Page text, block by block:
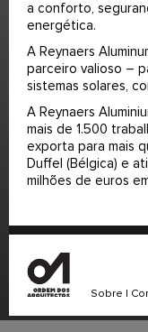
a conforto,
energética.
A Reynaers
parceiro valioso –
sistemas solares,
A Reynaers
mais de 1.500
exporta para mais
Duffel (Bélgica) e
milhões de euros
Sobre